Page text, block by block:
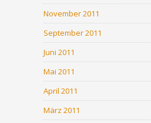
November 2011
September 2011
Juni 2011
Mai 2011
April 2011
März 2011